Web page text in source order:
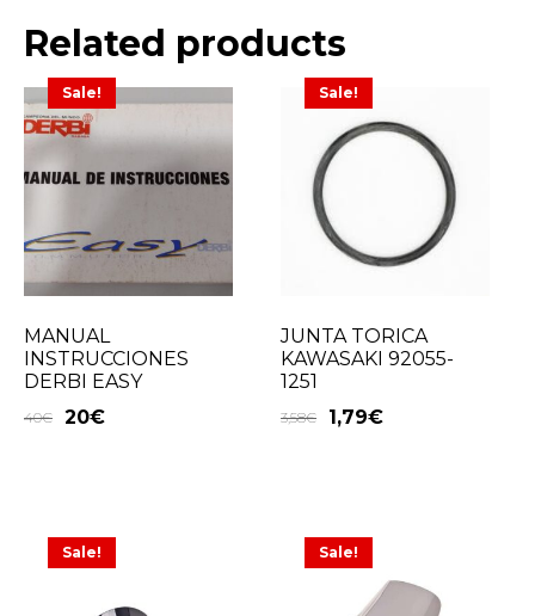
Related products
Sale!
MANUAL
INSTRUCCIONES
DERBI EASY
40€ 20€
Sale!
JUNTA TORICA
KAWASAKI 92055-
1251
3,58€ 1,79€
Sale! Sale!